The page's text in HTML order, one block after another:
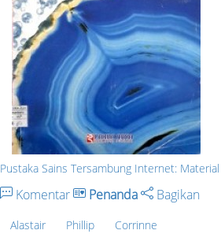
Pustaka Sains Tersambung Internet: Material
Komentar Penanda Bagikan
Alastair Phillip Corrinne